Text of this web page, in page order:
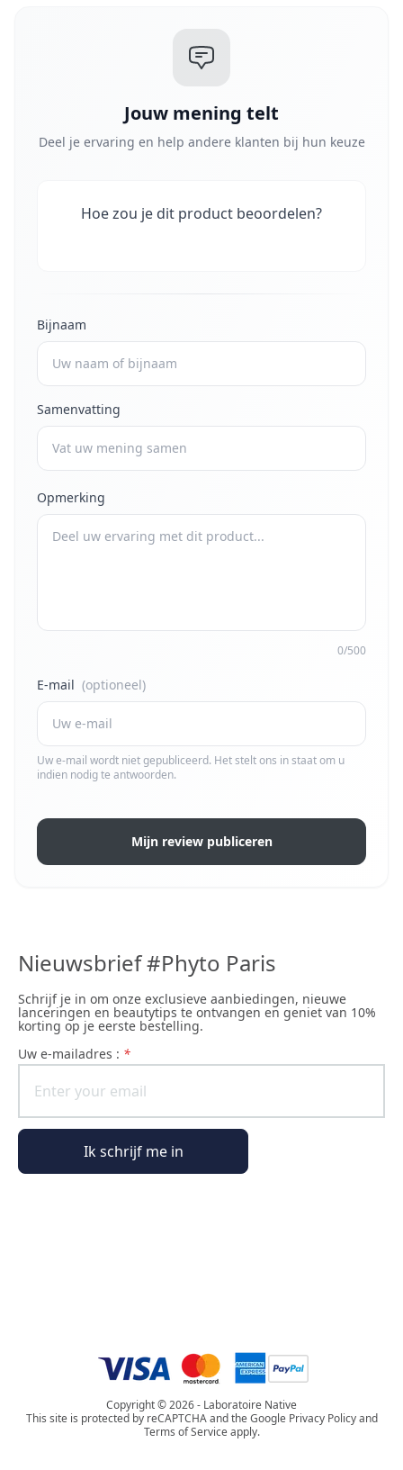
Jouw mening telt
Deel je ervaring en help andere klanten bij hun keuze
Hoe zou je dit product beoordelen?
Bijnaam
Samenvatting
Opmerking
0/500
E-mail (optioneel)
Uw e-mail wordt niet gepubliceerd. Het stelt ons in staat om u
indien nodig te antwoorden.
Mijn review publiceren
Nieuwsbrief #Phyto Paris
Schrijf je in om onze exclusieve aanbiedingen, nieuwe
lanceringen en beautytips te ontvangen en geniet van 10%
korting op je eerste bestelling.
uw e-mailadres : *
Ik schrijf me in
Copyright © 2026 - Laboratoire Native
This site is protected by reCAPTCHA and the Google Privacy Policy and
Terms of Service apply.